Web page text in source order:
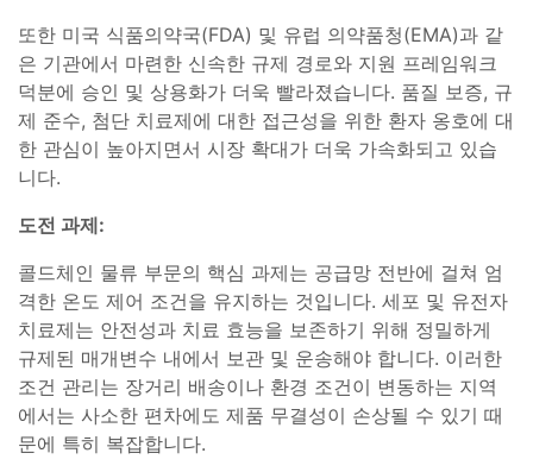
또한 미국 식품의약국(FDA) 및 유럽 의약품청(EMA)과 같
은 기관에서 마련한 신속한 규제 경로와 지원 프레임워크
덕분에 승인 및 상용화가 더욱 빨라졌습니다. 품질 보증, 규
제 준수, 첨단 치료제에 대한 접근성을 위한 환자 옹호에 대
한 관심이 높아지면서 시장 확대가 더욱 가속화되고 있습
니다.
도전 과제:
콜드체인 물류 부문의 핵심 과제는 공급망 전반에 걸쳐 엄
격한 온도 제어 조건을 유지하는 것입니다. 세포 및 유전자
치료제는 안전성과 치료 효능을 보존하기 위해 정밀하게
규제된 매개변수 내에서 보관 및 운송해야 합니다. 이러한
조건 관리는 장거리 배송이나 환경 조건이 변동하는 지역
에서는 사소한 편차에도 제품 무결성이 손상될 수 있기 때
문에 특히 복잡합니다.